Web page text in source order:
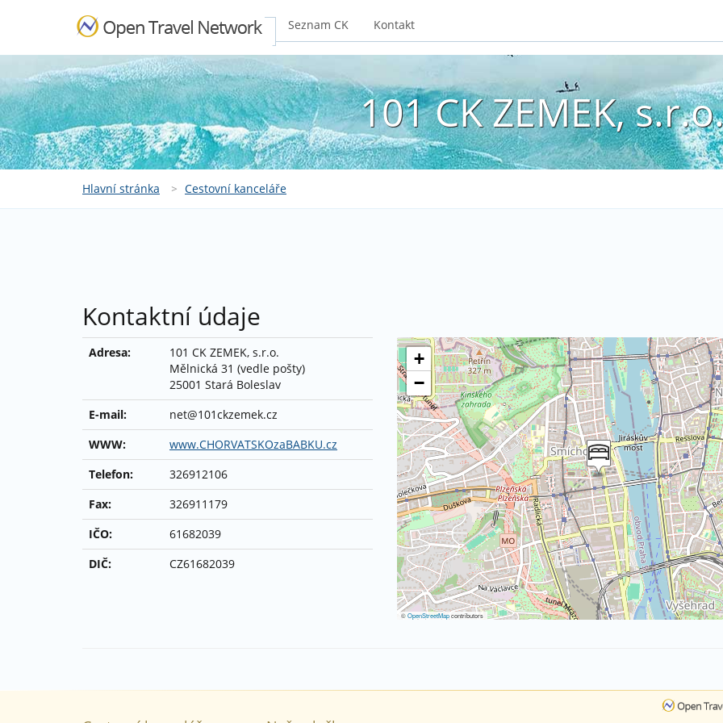
Seznam CK Kontakt
101 CK ZEMEK,
Hlavní stránka > Cestovní kanceláře
Kontaktní údaje
Adresa:
101 CK ZEMEK, s.r.o.
Mělnická 31 (vedle pošty)
25001 Stará Boleslav
E-mail:
net@101ckzemek.cz
WWW:
www.CHORVATSKOzaBABKU.cz
Telefon:
326912106
Fax:
326911179
IČO:
61682039
DIČ:
CZ61682039
+
−
©OpenStreetMapcontributors